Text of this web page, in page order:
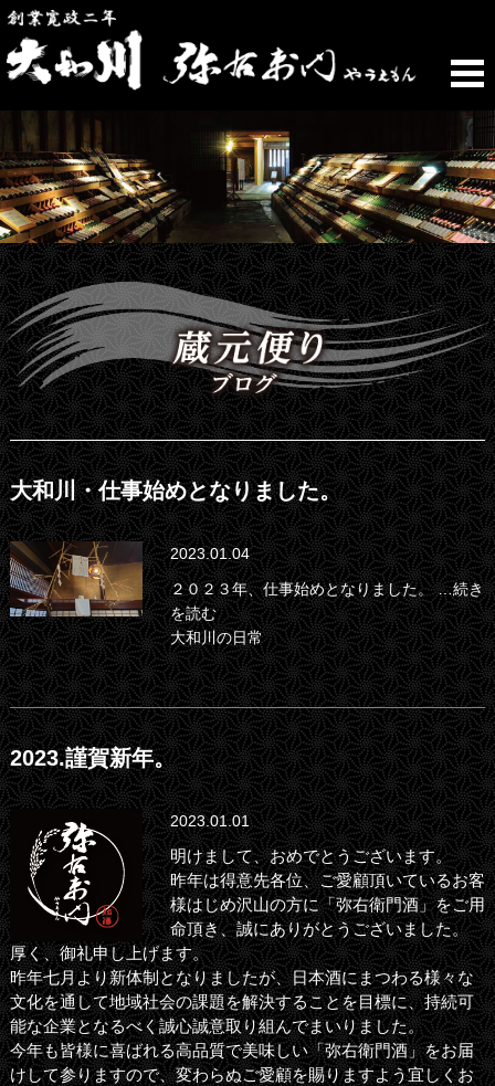
大和川・仕事始めとなりました。
2023.01.04
２０２３年、仕事始めとなりました。…続き
を読む
大和川の日常
2023.謹賀新年。
2023.01.01
明けまして、おめでとうございます。
昨年は得意先各位、ご愛顧頂いているお客
様はじめ沢山の方に「弥右衛門酒」をご用
命頂き、誠にありがとうございました。
厚く、御礼申し上げます。
昨年七月より新体制となりましたが、日本酒にまつわる様々な
文化を通して地域社会の課題を解決することを目標に、持続可
能な企業となるべく誠心誠意取り組んでまいりました。
今年も皆様に喜ばれる高品質で美味しい「弥右衛門酒」をお届
けして参りますので、変わらぬご愛顧を賜りますよう宜しくお